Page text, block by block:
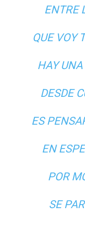
ENTRE
QUE VOY
HAY
DESDE
ES
EN
POR
SE